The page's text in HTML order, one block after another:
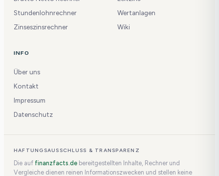
Stundenlohnrechner
Zinseszinsrechner
Wertanlagen
Wiki
INFO
Über uns
Kontakt
Impressum
Datenschutz
HAFTUNGSAUSSCHLUSS & TRANSPARENZ
Die auf finanzfacts.de bereitgestellten Inhalte, Rechner und
Vergleiche dienen reinen Informationszwecken und stellen keine